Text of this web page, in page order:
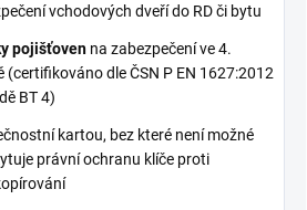
vchodových dveří do RD či bytu
pojišťoven na zabezpečení ve 4.
(certifikováno dle ČSN P EN 1627:2012
BT 4)
kartou, bez které není možné
právní ochranu klíče proti